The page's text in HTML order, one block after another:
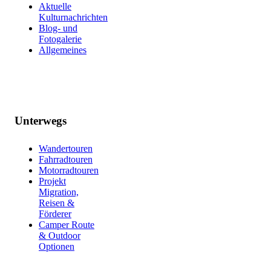
Aktuelle
Kulturnachrichten
Blog- und
Fotogalerie
Allgemeines
Unterwegs
Wandertouren
Fahrradtouren
Motorradtouren
Projekt
Migration,
Reisen &
Förderer
Camper Route
& Outdoor
Optionen